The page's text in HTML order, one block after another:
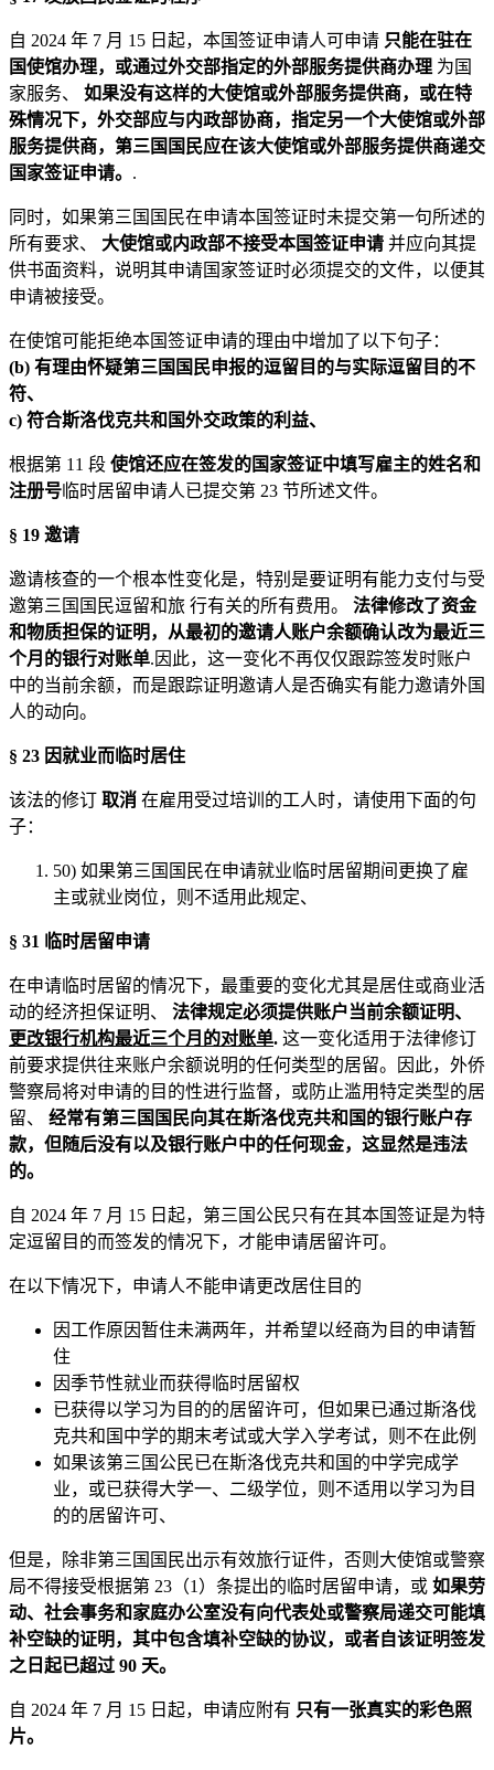
自 2024 年 7 月 15 日起，本国签证申请人可申请 只能在驻在
国使馆办理，或通过外交部指定的外部服务提供商办理 为国
家服务、 如果没有这样的大使馆或外部服务提供商，或在特
殊情况下，外交部应与内政部协商，指定另一个大使馆或外部
服务提供商，第三国国民应在该大使馆或外部服务提供商递交
国家签证申请。 .
同时，如果第三国国民在申请本国签证时未提交第一句所述的
所有要求、 大使馆或内政部不接受本国签证申请 并应向其提
供书面资料，说明其申请国家签证时必须提交的文件，以便其
申请被接受。
在使馆可能拒绝本国签证申请的理由中增加了以下句子：
(b) 有理由怀疑第三国国民申报的逗留目的与实际逗留目的不
符、
c) 符合斯洛伐克共和国外交政策的利益、
根据第 11 段 使馆还应在签发的国家签证中填写雇主的姓名和
注册号 临时居留申请人已提交第 23 节所述文件。
§ 19 邀请
邀请核查的一个根本性变化是，特别是要证明有能力支付与受
邀第三国国民逗留和旅 行有关的所有费用。 法律修改了资金
和物质担保的证明，从最初的邀请人账户余额确认改为最近三
个月的银行对账单.因此，这一变化不再仅仅跟踪签发时账户
中的当前余额，而是跟踪证明邀请人是否确实有能力邀请外国
人的动向。
§ 23 因就业而临时居住
该法的修订 取消 在雇用受过培训的工人时，请使用下面的句
子：
50) 如果第三国国民在申请就业临时居留期间更换了雇
主或就业岗位，则不适用此规定、
§ 31 临时居留申请
在申请临时居留的情况下，最重要的变化尤其是居住或商业活
动的经济担保证明、 法律规定必须提供账户当前余额证明、
更改银行机构最近三个月的对账单. 这一变化适用于法律修订
前要求提供往来账户余额说明的任何类型的居留。因此，外侨
警察局将对申请的目的性进行监督，或防止滥用特定类型的居
留、 经常有第三国国民向其在斯洛伐克共和国的银行账户存
款，但随后没有以及银行账户中的任何现金，这显然是违法
的。
自 2024 年 7 月 15 日起，第三国公民只有在其本国签证是为特
定逗留目的而签发的情况下，才能申请居留许可。
在以下情况下，申请人不能申请更改居住目的
因工作原因暂住未满两年，并希望以经商为目的申请暂
住
因季节性就业而获得临时居留权
已获得以学习为目的的居留许可，但如果已通过斯洛伐
克共和国中学的期末考试或大学入学考试，则不在此例
如果该第三国公民已在斯洛伐克共和国的中学完成学
业，或已获得大学一、二级学位，则不适用以学习为目
的的居留许可、
但是，除非第三国国民出示有效旅行证件，否则大使馆或警察
局不得接受根据第 23（1）条提出的临时居留申请，或 如果劳
动、社会事务和家庭办公室没有向代表处或警察局递交可能填
补空缺的证明，其中包含填补空缺的协议，或者自该证明签发
之日起已超过 90 天。
自 2024 年 7 月 15 日起，申请应附有 只有一张真实的彩色照
片。